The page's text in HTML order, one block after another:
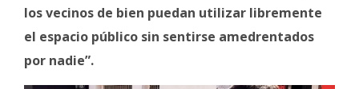
los vecinos de bien puedan utilizar libremente
el espacio público sin sentirse amedrentados
por nadie”.